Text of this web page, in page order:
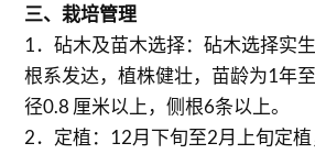
三、栽培管理
1．砧木及苗木选择：砧木选择实
根系发达，植株健壮，苗龄为1年
径0.8 厘米以上，侧根6条以上。
2．定植：12月下旬至2月上旬定